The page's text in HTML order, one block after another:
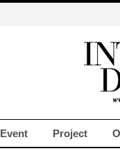
Event Project